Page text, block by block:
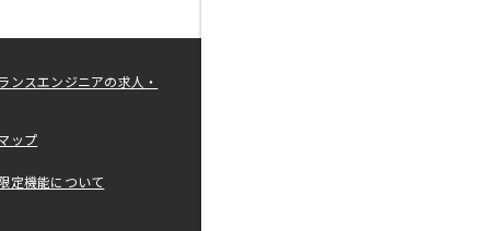
ンスエンジニアの求人・
ップ
定機能について